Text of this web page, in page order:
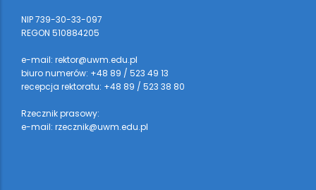
NIP 739-30-33-097
REGON 510884205
e-mail: rektor@uwm.edu.pl
biuro numerów: +48 89 / 523 49 13
recepcja rektoratu: +48 89 / 523 38 80
Rzecznik prasowy:
e-mail: rzecznik@uwm.edu.pl